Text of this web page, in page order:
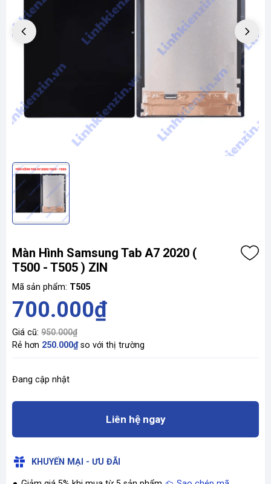
Màn Hình Samsung Tab A7 2020 (
T500 - T505 ) ZIN
Mã sản phẩm: T505
700.000₫
Giá cũ: 950.000₫
Rẻ hơn 250.000₫so với thị trường
Đang cập nhật
Liên hệ ngay
KHUYẾN MẠI - ƯU ĐÃI